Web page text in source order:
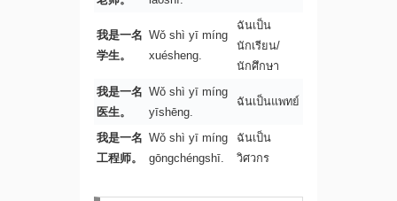
我是一名
学生。
Wǒ shì yī míng
xuésheng.
ฉันเป็น
นักเรียน/
นักศึกษา
我是一名
医生。
Wǒ shì yī míng
yīshēng.
ฉันเป็นแพทย์
我是一名
工程师。
Wǒ shì yī míng
gōngchéngshī.
ฉันเป็น
วิศวกร